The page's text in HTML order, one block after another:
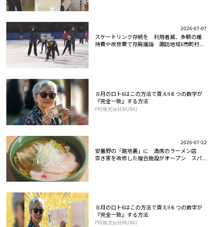
2026-07-07
スケートリンク存続を 利用者減、多額の維
持費や改修費で存廃議論…諏訪地域6市町村...
８月のロト6はこの方法で買え!!６つの数字が
『完全一致』する方法
PR(株式会社MURA)
2026-07-22
安曇野の「路地裏」に…満席のラーメン店
空き家を改修した複合施設がオープン スパ...
８月のロト6はこの方法で買え!!６つの数字が
『完全一致』する方法
PR(株式会社MURA)